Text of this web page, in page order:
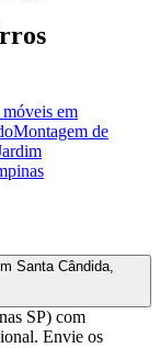
em
Montagem de
Santa Cândida,
SP) com
Envie os